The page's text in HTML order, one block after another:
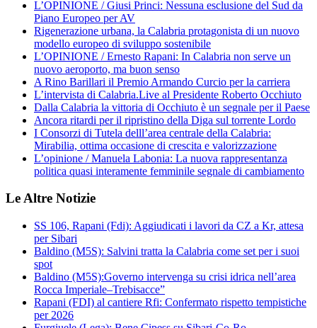
L’OPINIONE / Giusi Princi: Nessuna esclusione del Sud da
Piano Europeo per AV
Rigenerazione urbana, la Calabria protagonista di un nuovo
modello europeo di sviluppo sostenibile
L’OPINIONE / Ernesto Rapani: In Calabria non serve un
nuovo aeroporto, ma buon senso
A Rino Barillari il Premio Armando Curcio per la carriera
L’intervista di Calabria.Live al Presidente Roberto Occhiuto
Dalla Calabria la vittoria di Occhiuto è un segnale per il Paese
Ancora ritardi per il ripristino della Diga sul torrente Lordo
I Consorzi di Tutela delll’area centrale della Calabria:
Mirabilia, ottima occasione di crescita e valorizzazione
L’opinione / Manuela Labonia: La nuova rappresentanza
politica quasi interamente femminile segnale di cambiamento
Le Altre Notizie
SS 106, Rapani (Fdi): Aggiudicati i lavori da CZ a Kr, attesa
per Sibari
Baldino (M5S): Salvini tratta la Calabria come set per i suoi
spot
Baldino (M5S):Governo intervenga su crisi idrica nell’area
Rocca Imperiale–Trebisacce”
Rapani (FDI) al cantiere Rfi: Confermato rispetto tempistiche
per 2026